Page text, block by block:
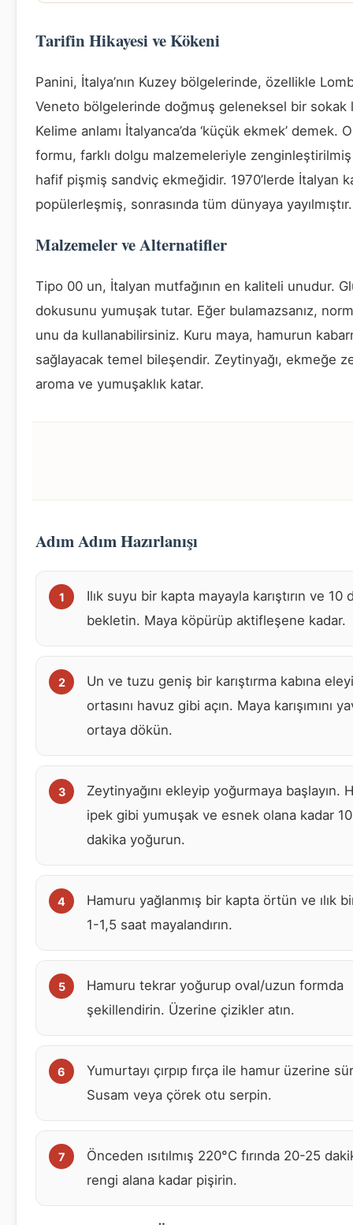
Tarifin Hikayesi ve Kökeni
Panini, İtalya’nın Kuzey bölgelerinde, özellikle
Veneto bölgelerinde doğmuş geleneksel bir sokak
Kelime anlamı İtalyanca’da ‘küçük ekmek’ demek.
formu, farklı dolgu malzemeleriyle
hafif pişmiş sandviç ekmeğidir. 1970’lerde İtalyan
popülerleşmiş, sonrasında tüm dünyaya yayılmıştır.
Malzemeler ve Alternatifler
Tipo 00 un, İtalyan mutfağının en kaliteli unudur.
dokusunu yumuşak tutar. Eğer bulamazsanız,
unu da kullanabilirsiniz. Kuru maya, hamurun
sağlayacak temel bileşendir. Zeytinyağı, ekmeğe
aroma ve yumuşaklık katar.
Adım Adım Hazırlanışı
Ilık suyu bir kapta mayayla karıştırın ve 10
bekletin. Maya köpürüp aktifleşene kadar.
Un ve tuzu geniş bir karıştırma kabına
ortasını havuz gibi açın. Maya karışımını
ortaya dökün.
Zeytinyağını ekleyip yoğurmaya başlayın.
ipek gibi yumuşak ve esnek olana kadar
dakika yoğurun.
Hamuru yağlanmış bir kapta örtün ve ılık
1-1,5 saat mayalandırın.
Hamuru tekrar yoğurup oval/uzun formda
şekillendirin. Üzerine çizikler atın.
Yumurtayı çırpıp fırça ile hamur üzerine
Susam veya çörek otu serpin.
Önceden ısıtılmış 220°C fırında 20-25
rengi alana kadar pişirin.